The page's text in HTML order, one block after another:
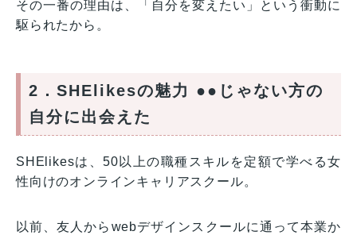
その一番の理由は、「自分を変えたい」という衝動に
駆られたから。
2．SHElikesの魅力 ●●じゃない方の
自分に出会えた
SHElikesは、50以上の職種スキルを定額で学べる女
性向けのオンラインキャリアスクール。
以前、友人からwebデザインスクールに通って本業か